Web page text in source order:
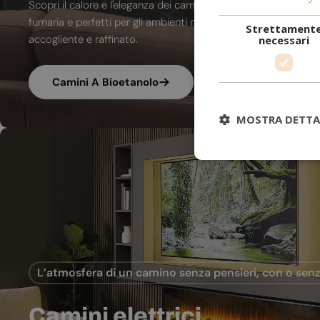
Scopri il calore e l'eleganza dei camini a bioetanolo. A
fumaria e perfetti per gli ambienti moderni, trasformano ogni
accogliente e raffinato.
Camini A Bioetanolo
L’atmosfera di un camino senza pensieri, con o
necessari
MOSTRA